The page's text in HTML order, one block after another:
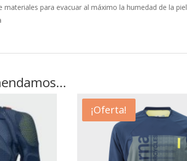
materiales para evacuar al máximo la humedad de la piel
¡Oferta!